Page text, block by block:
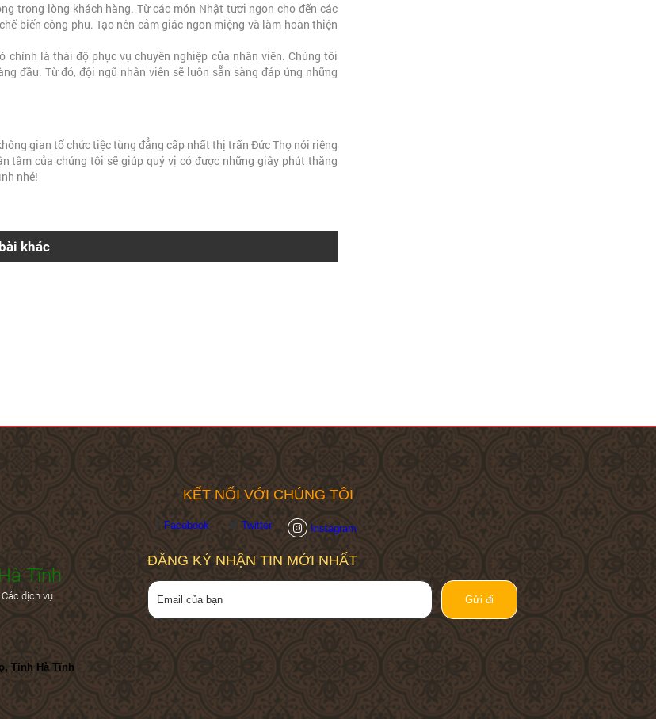
trong lòng khách hàng. Từ các món Nhật tươi ngon cho đến các
biến công phu. Tạo nên cảm giác ngon miệng và làm hoàn thiện
là thái độ phục vụ chuyên nghiệp của nhân viên. Chúng tôi
đầu. Từ đó, đội ngũ nhân viên sẽ luôn sẵn sàng đáp ứng những
gian tổ chức tiệc tùng đẳng cấp nhất thị trấn Đức Thọ nói riêng
tâm của chúng tôi sẽ giúp quý vị có được những giây phút thăng
nhé!
khác
Tĩnh
dịch vụ
Tỉnh Hà Tĩnh
KẾT NỐI VỚI CHÚNG TÔI
Facebook Twitter Instagram
ĐĂNG KÝ NHẬN TIN MỚI NHẤT